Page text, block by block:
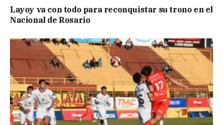
Layoy va con todo para reconquistar su trono en el
Nacional de Rosario